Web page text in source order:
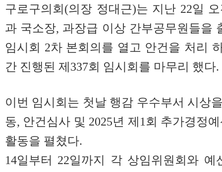
구로구의회(의장 정대근)는 지난 22일
과 국소장, 과장급 이상 간부공무원들을
임시회 2차 본회의를 열고 안건을 처리
간 진행된 제337회 임시회를 마무리 했다.
이번 임시회는 첫날 행감 우수부서 시상
동, 안건심사 및 2025년 제1회 추가경정
활동을 펼쳤다.
14일부터 22일까지 각 상임위원회와 예